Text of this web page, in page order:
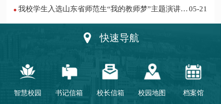
我校学生入选山东省师范生“我的教师梦”主题演讲活
05-21
快速导航
智慧校园 书记信箱 校长信箱 校园地图 档案馆